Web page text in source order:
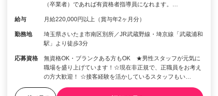
（卒業者）であれば有資格者指導員になれます。…
給与 月給220,000円以上（賞与年2ヶ月分）
勤務地
埼玉県さいたま市南区別所／JR武蔵野線・埼京線「武蔵浦和
駅」より徒歩3分
応募資格
無資格OK・ブランクある方もOK ★男性スタッフが元気に
職場を盛り上げています！☆現在非正規で、正職員をお考え
の方大歓迎！ ☆接客経験を活かしているスタッフもい…